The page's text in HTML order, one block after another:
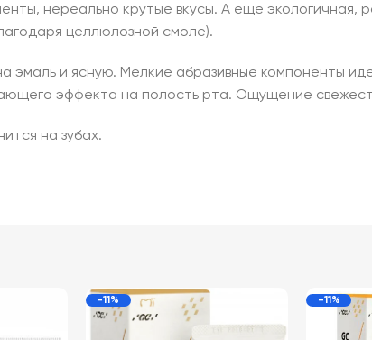
нереально крутые вкусы. А еще экологичная,
целлюлозной смоле).
эмаль и ясную. Мелкие абразивные компоненты
эффекта на полость рта. Ощущение
на зубах.
-11% -11%